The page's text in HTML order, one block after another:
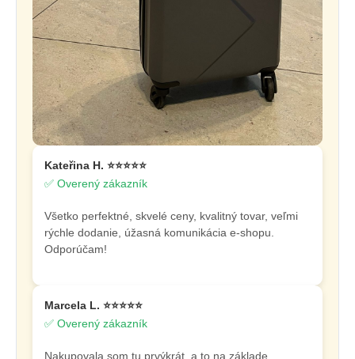
Kateřina H. ⭐⭐⭐⭐⭐
✅ Overený zákazník
Všetko perfektné, skvelé ceny, kvalitný tovar, veľmi
rýchle dodanie, úžasná komunikácia e-shopu.
Odporúčam!
Marcela L. ⭐⭐⭐⭐⭐
✅ Overený zákazník
Nakupovala som tu prvýkrát, a to na základe